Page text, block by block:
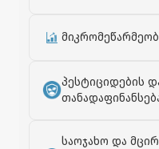
პესტიციდების
საოჯახო და